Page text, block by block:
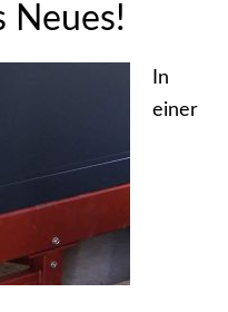
Neues!
In
einer